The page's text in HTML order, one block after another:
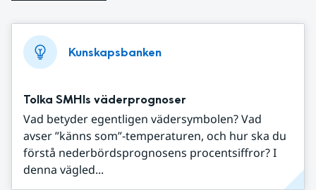
Kunskapsbanken
Tolka SMHIs väderprognoser
Vad betyder egentligen vädersymbolen? Vad
avser ”känns som”-temperaturen, och hur ska du
förstå nederbördsprognosens procentsiffror? I
denna vägled...